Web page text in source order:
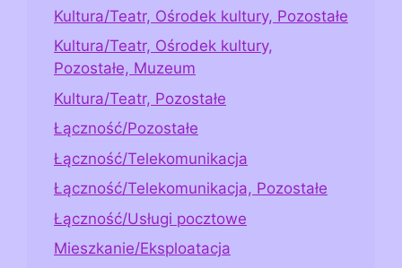
Kultura/Teatr, Ośrodek kultury, Pozostałe
Kultura/Teatr, Ośrodek kultury,
Pozostałe, Muzeum
Kultura/Teatr, Pozostałe
Łączność/Pozostałe
Łączność/Telekomunikacja
Łączność/Telekomunikacja, Pozostałe
Łączność/Usługi pocztowe
Mieszkanie/Eksploatacja